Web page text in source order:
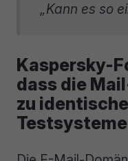
„Kann es so
Kaspersky-
dass die
zu